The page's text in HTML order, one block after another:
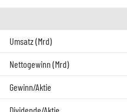
Umsatz (Mrd)
Nettogewinn (Mrd)
Gewinn/Aktie